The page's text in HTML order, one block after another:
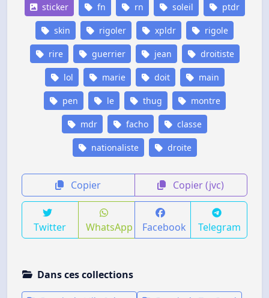
sticker fn rn soleil ptdr
skin rigoler xpldr rigole
rire guerrier jean droitiste
lol marie doit main
pen le thug montre
mdr facho classe
nationaliste droite
Copier Copier (jvc)
Twitter WhatsApp Facebook Telegram
Dans ces collections